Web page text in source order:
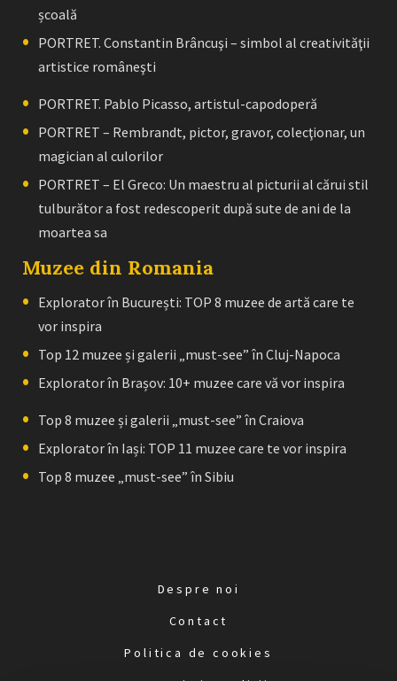
școală
PORTRET. Constantin Brâncuşi – simbol al creativităţii
artistice româneşti
PORTRET. Pablo Picasso, artistul-capodoperă
PORTRET – Rembrandt, pictor, gravor, colecţionar, un
magician al culorilor
PORTRET – El Greco: Un maestru al picturii al cărui stil
tulburător a fost redescoperit după sute de ani de la
moartea sa
Muzee din Romania
Explorator în București: TOP 8 muzee de artă care te
vor inspira
Top 12 muzee și galerii „must-see” în Cluj-Napoca
Explorator în Brașov: 10+ muzee care vă vor inspira
Top 8 muzee și galerii „must-see” în Craiova
Explorator în Iași: TOP 11 muzee care te vor inspira
Top 8 muzee „must-see” în Sibiu
Despre noi
Contact
Politica de cookies